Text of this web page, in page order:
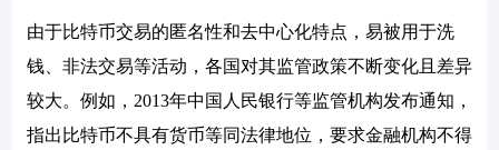
由于比特币交易的匿名性和去中心化特点，易被用于洗
钱、非法交易等活动，各国对其监管政策不断变化且差异
较大。例如，2013年中国人民银行等监管机构发布通知，
指出比特币不具有货币等同法律地位，要求金融机构不得